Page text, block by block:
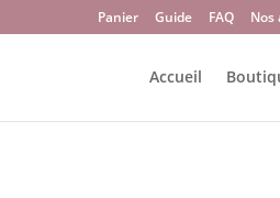
Panier Guide FAQ Nos
Accueil